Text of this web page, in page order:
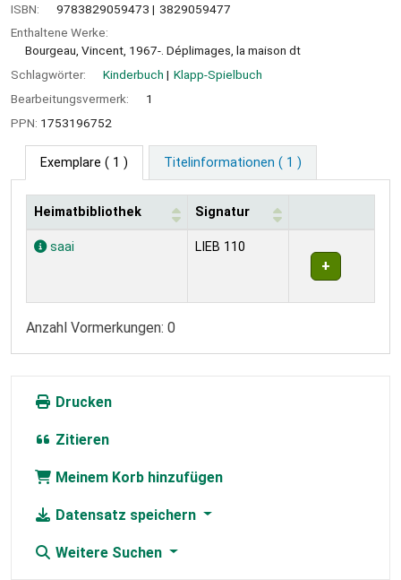
ISBN:
9783829059473
3829059477
Enthaltene Werke:
Bourgeau, Vincent, 1967-. Déplimages, la maison dt
Schlagwörter:
Kinderbuch
Klapp-Spielbuch
Bearbeitungsvermerk:
1
PPN: 1753196752
Exemplare ( 1 ) Titelinformationen ( 1 )
Exemplare
Heimatbibliothek Signatur
saai LIEB 110
Anzahl Vormerkungen: 0
Drucken
Zitieren
Meinem Korb hinzufügen
Datensatz speichern
Weitere Suchen